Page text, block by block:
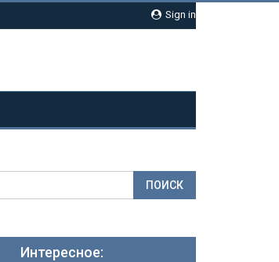
Sign in
Интересное: